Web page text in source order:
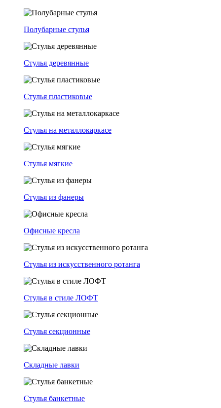
Полубарные стулья
Стулья деревянные
Стулья пластиковые
Стулья на металлокаркасе
Стулья мягкие
Стулья из фанеры
Офисные кресла
Стулья из искусственного ротанга
Стулья в стиле ЛОФТ
Стулья секционные
Складные лавки
Стулья банкетные